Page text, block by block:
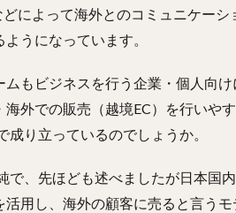
によって海外とのコミュニケー
うになっています。
ムもビジネスを行う企業・個人向
外での販売（越境EC）を行いや
り立っているのでしょうか。
で、先ほども述べましたが日本国
用し、海外の顧客に売ると言うモ